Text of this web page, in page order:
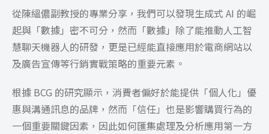
從陳縕儂副教授的專業分享，我們可以發現生成式 AI 的崛
起與「數據」密不可分，然而「數據」除了能推動人工智
慧聊天機器人的研發，更是已經能直接應用於電商網站以
及廣告宣傳等行銷實戰策略的重要元素。
根據 BCG 的研究顯示，消費者偏好於能提供「個人化」優
惠與溝通訊息的品牌，然而「信任」也是影響購買行為的
一個重要關鍵因素，因此如何匯集處理及分析應用第一方